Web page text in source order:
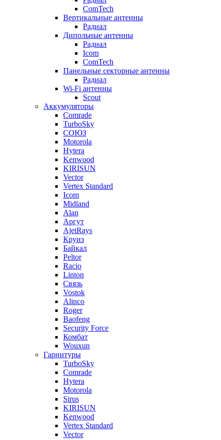
ComTech
Вертикальные антенны
Радиал
Дипольные антенны
Радиал
Icom
ComTech
Панельные секторные антенны
Радиал
Wi-Fi антенны
Scout
Аккумуляторы
Comrade
TurboSky
СОЮЗ
Motorola
Hytera
Kenwood
KIRISUN
Vector
Vertex Standard
Icom
Midland
Alan
Аргут
AjetRays
Круиз
Байкал
Peltor
Racio
Linton
Связь
Vostok
Alinco
Roger
Baofeng
Security Force
Комбат
Wouxun
Гарнитуры
TurboSky
Comrade
Hytera
Motorola
Sirus
KIRISUN
Kenwood
Vertex Standard
Vector